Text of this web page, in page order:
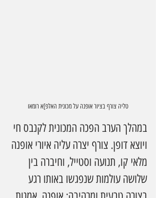
טליה צורף בציור אופנה על מכונית האלפ]א רומאו
במהלך הערב הפכה המכונית לקנבס חי
ויוצא דופן. צורף יצרה עליה איורי אופנה
מלאי קו, תנועה וסטייל, וחיברה בין
שלושה עולמות שנפגשו באותו רגע